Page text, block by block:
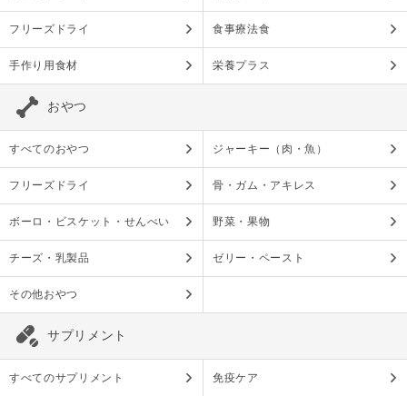
フリーズドライ 食事療法食
手作り用食材 栄養プラス
おやつ
すべてのおやつ ジャーキー（肉・魚）
フリーズドライ 骨・ガム・アキレス
ボーロ・ビスケット・せんべい 野菜・果物
チーズ・乳製品 ゼリー・ペースト
その他おやつ
サプリメント
すべてのサプリメント 免疫ケア